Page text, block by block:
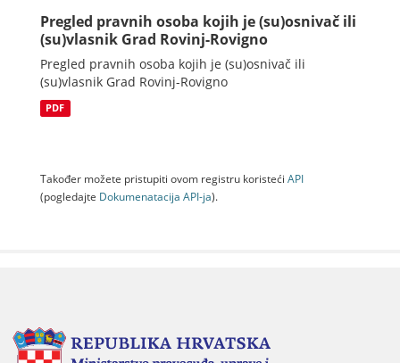
Pregled pravnih osoba kojih je (su)osnivač ili
(su)vlasnik Grad Rovinj-Rovigno
Pregled pravnih osoba kojih je (su)osnivač ili
(su)vlasnik Grad Rovinj-Rovigno
PDF
Također možete pristupiti ovom registru koristeći API
(pogledajte Dokumenаtаcijа API-jа).